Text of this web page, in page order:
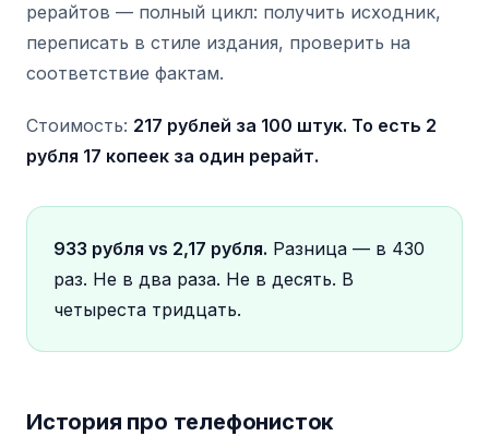
рерайтов — полный цикл: получить исходник,
переписать в стиле издания, проверить на
соответствие фактам.
Стоимость: 217 рублей за 100 штук. То есть 2
рубля 17 копеек за один рерайт.
933 рубля vs 2,17 рубля. Разница — в 430
раз. Не в два раза. Не в десять. В
четыреста тридцать.
История про телефонисток